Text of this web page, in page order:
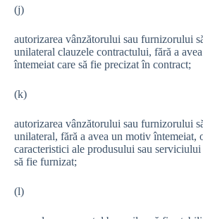
(j)
autorizarea vânzătorului sau furnizorului
unilateral clauzele contractului, fără a
întemeiat care să fie precizat în contract;
(k)
autorizarea vânzătorului sau furnizorului
unilateral, fără a avea un motiv întemeiat,
caracteristici ale produsului sau serviciului
să fie furnizat;
(l)